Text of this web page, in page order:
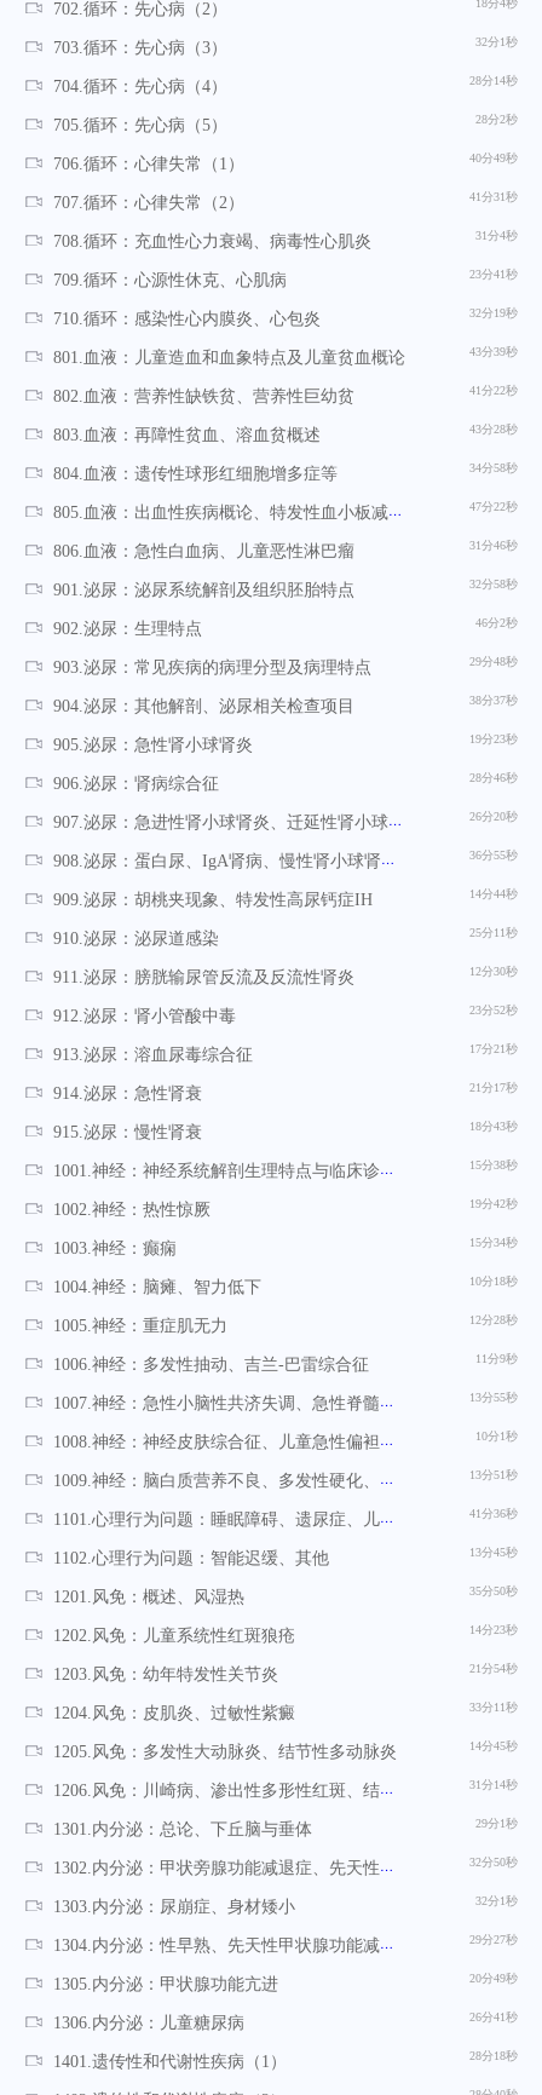
18分4秒
702.循环：先心病（2）
32分1秒
703.循环：先心病（3）
28分14秒
704.循环：先心病（4）
28分2秒
705.循环：先心病（5）
40分49秒
706.循环：心律失常（1）
41分31秒
707.循环：心律失常（2）
31分4秒
708.循环：充血性心力衰竭、病毒性心肌炎
23分41秒
709.循环：心源性休克、心肌病
32分19秒
710.循环：感染性心内膜炎、心包炎
43分39秒
801.血液：儿童造血和血象特点及儿童贫血概论
41分22秒
802.血液：营养性缺铁贫、营养性巨幼贫
43分28秒
803.血液：再障性贫血、溶血贫概述
34分58秒
804.血液：遗传性球形红细胞增多症等
47分22秒
805.血液：出血性疾病概论、特发性血小板减少性紫癜、血友病
31分46秒
806.血液：急性白血病、儿童恶性淋巴瘤
32分58秒
901.泌尿：泌尿系统解剖及组织胚胎特点
46分2秒
902.泌尿：生理特点
29分48秒
903.泌尿：常见疾病的病理分型及病理特点
38分37秒
904.泌尿：其他解剖、泌尿相关检查项目
19分23秒
905.泌尿：急性肾小球肾炎
28分46秒
906.泌尿：肾病综合征
26分20秒
907.泌尿：急进性肾小球肾炎、迁延性肾小球肾炎、血尿
36分55秒
908.泌尿：蛋白尿、IgA肾病、慢性肾小球肾炎、乙型肝炎病毒相关性肾炎等
14分44秒
909.泌尿：胡桃夹现象、特发性高尿钙症IH
25分11秒
910.泌尿：泌尿道感染
12分30秒
911.泌尿：膀胱输尿管反流及反流性肾炎
23分52秒
912.泌尿：肾小管酸中毒
17分21秒
913.泌尿：溶血尿毒综合征
21分17秒
914.泌尿：急性肾衰
18分43秒
915.泌尿：慢性肾衰
15分38秒
1001.神经：神经系统解剖生理特点与临床诊断概述
19分42秒
1002.神经：热性惊厥
15分34秒
1003.神经：癫痫
10分18秒
1004.神经：脑瘫、智力低下
12分28秒
1005.神经：重症肌无力
11分9秒
1006.神经：多发性抽动、吉兰-巴雷综合征
13分55秒
1007.神经：急性小脑性共济失调、急性脊髓炎、Reye综合征
10分1秒
1008.神经：神经皮肤综合征、儿童急性偏袒、脑白质营养不良
13分51秒
1009.神经：脑白质营养不良、多发性硬化、急性播散性脑脊髓炎
41分36秒
1101.心理行为问题：睡眠障碍、遗尿症、儿童注意缺陷多动障碍、孤独症等
13分45秒
1102.心理行为问题：智能迟缓、其他
35分50秒
1201.风免：概述、风湿热
14分23秒
1202.风免：儿童系统性红斑狼疮
21分54秒
1203.风免：幼年特发性关节炎
33分11秒
1204.风免：皮肌炎、过敏性紫癜
14分45秒
1205.风免：多发性大动脉炎、结节性多动脉炎
31分14秒
1206.风免：川崎病、渗出性多形性红斑、结节性脂膜炎
29分1秒
1301.内分泌：总论、下丘脑与垂体
32分50秒
1302.内分泌：甲状旁腺功能减退症、先天性肾上腺皮质增多症
32分1秒
1303.内分泌：尿崩症、身材矮小
29分27秒
1304.内分泌：性早熟、先天性甲状腺功能减退症
20分49秒
1305.内分泌：甲状腺功能亢进
26分41秒
1306.内分泌：儿童糖尿病
28分18秒
1401.遗传性和代谢性疾病（1）